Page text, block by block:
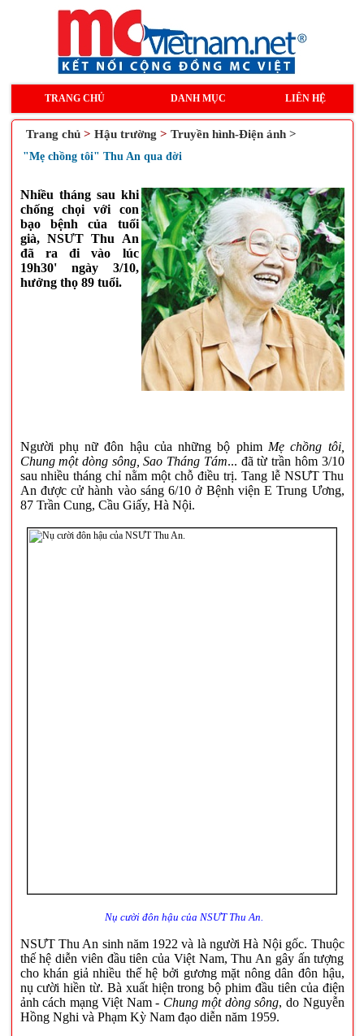
TRANG CHỦ DANH MỤC LIÊN HỆ
Trang chủ > Hậu trường > Truyền hình-Điện ảnh >
"Mẹ chồng tôi" Thu An qua đời
Nhiều tháng sau khi
chống chọi với con
bạo bệnh của tuổi
già, NSƯT Thu An
đã ra đi vào lúc
19h30' ngày 3/10,
hưởng thọ 89 tuổi.
Người phụ nữ đôn hậu của những bộ phim Mẹ chồng tôi,
Chung một dòng sông, Sao Tháng Tám... đã từ trần hôm 3/10
sau nhiều tháng chỉ nằm một chỗ điều trị. Tang lễ NSƯT Thu
An được cử hành vào sáng 6/10 ở Bệnh viện E Trung Ương,
87 Trần Cung, Cầu Giấy, Hà Nội.
Nụ cười đôn hậu của NSƯT Thu An.
NSƯT Thu An sinh năm 1922 và là người Hà Nội gốc. Thuộc
thế hệ diễn viên đầu tiên của Việt Nam, Thu An gây ấn tượng
cho khán giả nhiều thế hệ bởi gương mặt nông dân đôn hậu,
nụ cười hiền từ. Bà xuất hiện trong bộ phim đầu tiên của điện
ảnh cách mạng Việt Nam - Chung một dòng sông, do Nguyễn
Hồng Nghi và Phạm Kỳ Nam đạo diễn năm 1959.